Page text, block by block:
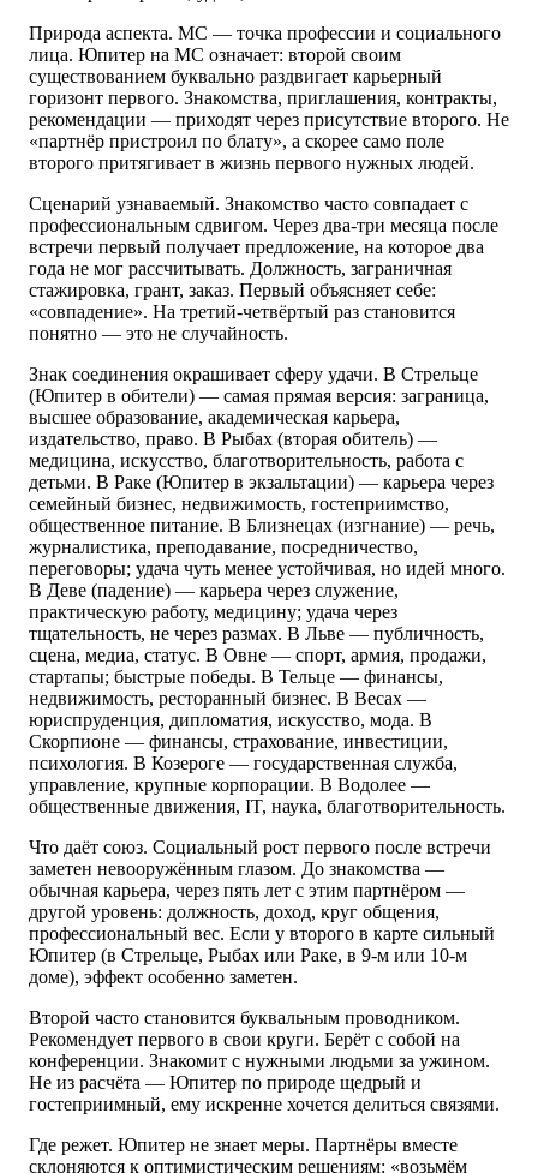
Природа аспекта. MC — точка профессии и социального
лица. Юпитер на MC означает: второй своим
существованием буквально раздвигает карьерный
горизонт первого. Знакомства, приглашения, контракты,
рекомендации — приходят через присутствие второго. Не
«партнёр пристроил по блату», а скорее само поле
второго притягивает в жизнь первого нужных людей.
Сценарий узнаваемый. Знакомство часто совпадает с
профессиональным сдвигом. Через два-три месяца после
встречи первый получает предложение, на которое два
года не мог рассчитывать. Должность, заграничная
стажировка, грант, заказ. Первый объясняет себе:
«совпадение». На третий-четвёртый раз становится
понятно — это не случайность.
Знак соединения окрашивает сферу удачи. В Стрельце
(Юпитер в обители) — самая прямая версия: заграница,
высшее образование, академическая карьера,
издательство, право. В Рыбах (вторая обитель) —
медицина, искусство, благотворительность, работа с
детьми. В Раке (Юпитер в экзальтации) — карьера через
семейный бизнес, недвижимость, гостеприимство,
общественное питание. В Близнецах (изгнание) — речь,
журналистика, преподавание, посредничество,
переговоры; удача чуть менее устойчивая, но идей много.
В Деве (падение) — карьера через служение,
практическую работу, медицину; удача через
тщательность, не через размах. В Льве — публичность,
сцена, медиа, статус. В Овне — спорт, армия, продажи,
стартапы; быстрые победы. В Тельце — финансы,
недвижимость, ресторанный бизнес. В Весах —
юриспруденция, дипломатия, искусство, мода. В
Скорпионе — финансы, страхование, инвестиции,
психология. В Козероге — государственная служба,
управление, крупные корпорации. В Водолее —
общественные движения, IT, наука, благотворительность.
Что даёт союз. Социальный рост первого после встречи
заметен невооружённым глазом. До знакомства —
обычная карьера, через пять лет с этим партнёром —
другой уровень: должность, доход, круг общения,
профессиональный вес. Если у второго в карте сильный
Юпитер (в Стрельце, Рыбах или Раке, в 9-м или 10-м
доме), эффект особенно заметен.
Второй часто становится буквальным проводником.
Рекомендует первого в свои круги. Берёт с собой на
конференции. Знакомит с нужными людьми за ужином.
Не из расчёта — Юпитер по природе щедрый и
гостеприимный, ему искренне хочется делиться связями.
Где режет. Юпитер не знает меры. Партнёры вместе
склоняются к оптимистическим решениям: «возьмём